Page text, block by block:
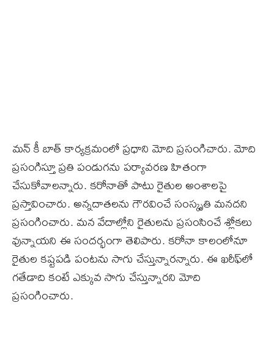
మన్‌ కీ బాత్‌ కార్యక్రమంలో ప్రధాని మోది ప్రసంగిచారు. మోది
ప్రసంగిస్తూ ప్రతి పండుగను పర్యావరణ హితంగా
చేసుకోవాలన్నారు. కరోనాతో పాటు రైతుల అంశాలపై
ప్రస్తావించారు. అన్నదాతలను గౌరవించే సంస్కృతి మనదని
ప్రసంగించారు. మన వేదాల్లోని రైతులను ప్రసంసించే శ్లోకలు
వున్నాయని ఈ సందర్భంగా తెలిపారు. కరోనా కాలంలోనూ
రైతుల కష్టపడి పంటను సాగు చేస్తున్నారన్నారు. ఈ ఖరీఫ్‌లో
గతేడాది కంటే ఎక్కువ సాగు చేస్తున్నారని మోది
ప్రసంగించారు.